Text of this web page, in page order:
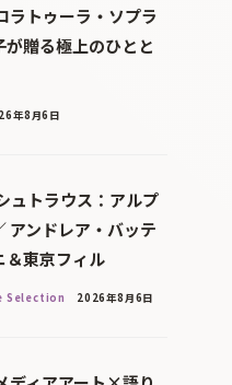
ラトゥーラ・ソプラ
が贈る極上のひとと
年8月6日
ュトラウス：アルプ
アンドレア・バッテ
＆東京フィル
Selection 2026年8月6日